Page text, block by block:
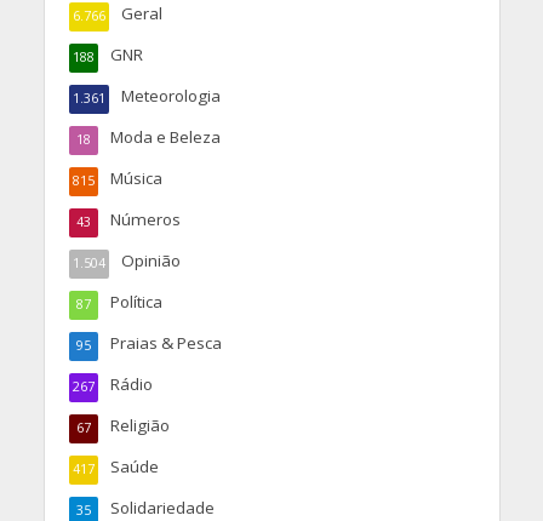
Geral
6.766
GNR
188
Meteorologia
1.361
Moda e Beleza
18
Música
815
Números
43
Opinião
1.504
Política
87
Praias & Pesca
95
Rádio
267
Religião
67
Saúde
417
Solidariedade
35